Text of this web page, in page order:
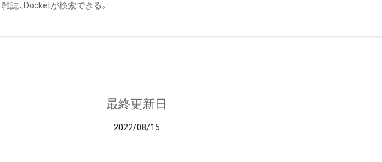
雑誌、Docketが検索できる。
最終更新日
2022/08/15